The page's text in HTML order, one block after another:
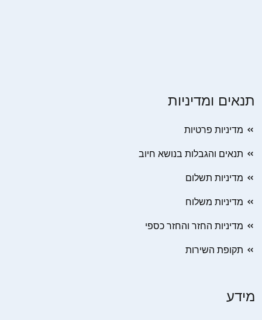
תנאים ומדיניות
מדיניות פרטיות
תנאים והגבלות בנושא חיוב
מדיניות תשלום
מדיניות משלוח
מדיניות החזר והחזר כספי
תקופת השירות
מידע